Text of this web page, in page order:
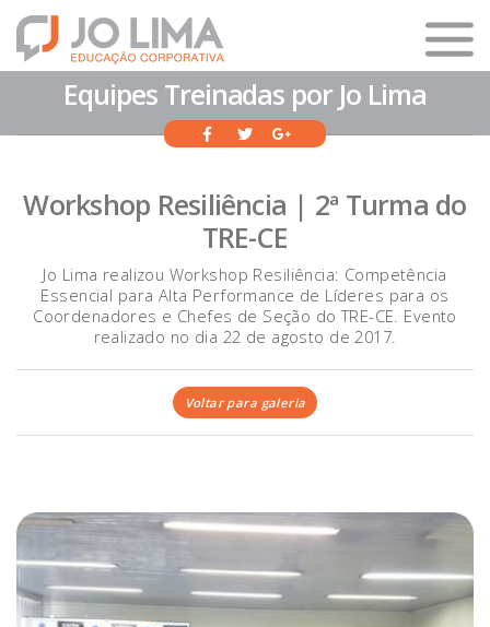
Equipes Treinadas por Jo Lima
Workshop Resiliência | 2ª Turma do
TRE-CE
Jo Lima realizou Workshop Resiliência: Competência
Essencial para Alta Performance de Líderes para os
Coordenadores e Chefes de Seção do TRE-CE. Evento
realizado no dia 22 de agosto de 2017.
Voltar para galeria